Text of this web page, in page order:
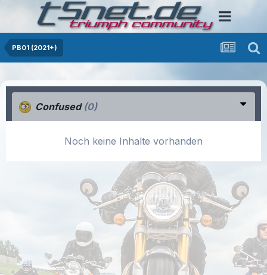
PB01 (2021+)
Confused (0)
Noch keine Inhalte vorhanden